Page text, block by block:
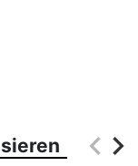
keyboard_arrow_left
keyboard_arrow_right